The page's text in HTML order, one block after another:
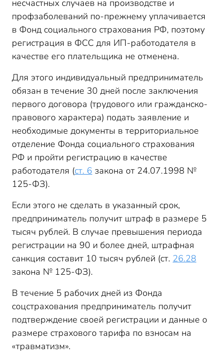
несчастных случаев на производстве и
профзаболеваний по-прежнему уплачивается
в Фонд социального страхования РФ, поэтому
регистрация в ФСС для ИП-работодателя в
качестве его плательщика не отменена.
Для этого индивидуальный предприниматель
обязан в течение 30 дней после заключения
первого договора (трудового или гражданско-
правового характера) подать заявление и
необходимые документы в территориальное
отделение Фонда социального страхования
РФ и пройти регистрацию в качестве
работодателя (ст. 6 закона от 24.07.1998 №
125-ФЗ).
Если этого не сделать в указанный срок,
предприниматель получит штраф в размере 5
тысяч рублей. В случае превышения периода
регистрации на 90 и более дней, штрафная
санкция составит 10 тысяч рублей (ст. 26.28
закона № 125-ФЗ).
В течение 5 рабочих дней из Фонда
соцстрахования предприниматель получит
подтверждение своей регистрации и данные о
размере страхового тарифа по взносам на
«травматизм».